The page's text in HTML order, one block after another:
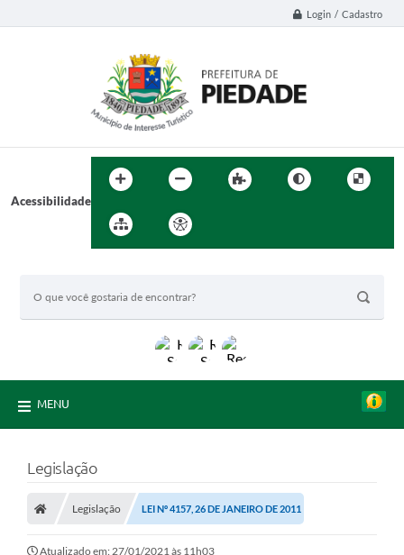
Login / Cadastro
Acessibilidade
MENU
Legislação
Legislação LEI Nº 4157, 26 DE JANEIRO DE 2011
Atualizado em: 27/01/2021 às 11h03